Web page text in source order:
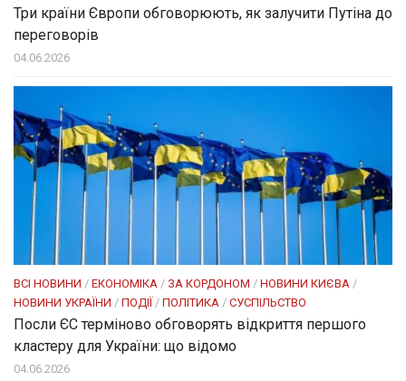
Три країни Європи обговорюють, як залучити Путіна до
переговорів
04.06.2026
ВСІ НОВИНИ / ЕКОНОМІКА / ЗА КОРДОНОМ / НОВИНИ КИЄВА /
НОВИНИ УКРАЇНИ / ПОДІЇ / ПОЛІТИКА / СУСПІЛЬСТВО
Посли ЄC терміново обговорять відкриття першого
кластеру для України: що відомо
04.06.2026